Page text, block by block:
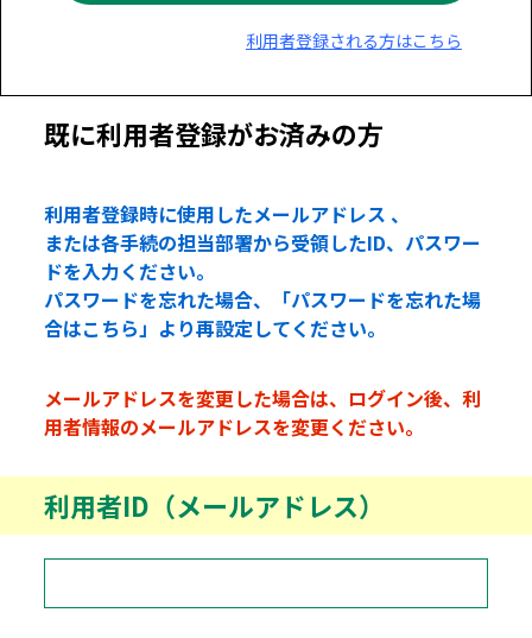
利用者登録される方はこちら
既に利用者登録がお済みの方
利用者登録時に使用したメールアドレス 、
または各手続の担当部署から受領したID、パスワー
ドを入力ください。
パスワードを忘れた場合、「パスワードを忘れた場
合はこちら」より再設定してください。
メールアドレスを変更した場合は、ログイン後、利
用者情報のメールアドレスを変更ください。
利用者ID（メールアドレス）